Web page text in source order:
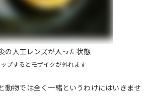
の人工レンズが入った状態
プするとモザイクが外れます
動物では全く一緒というわけにはいきませ